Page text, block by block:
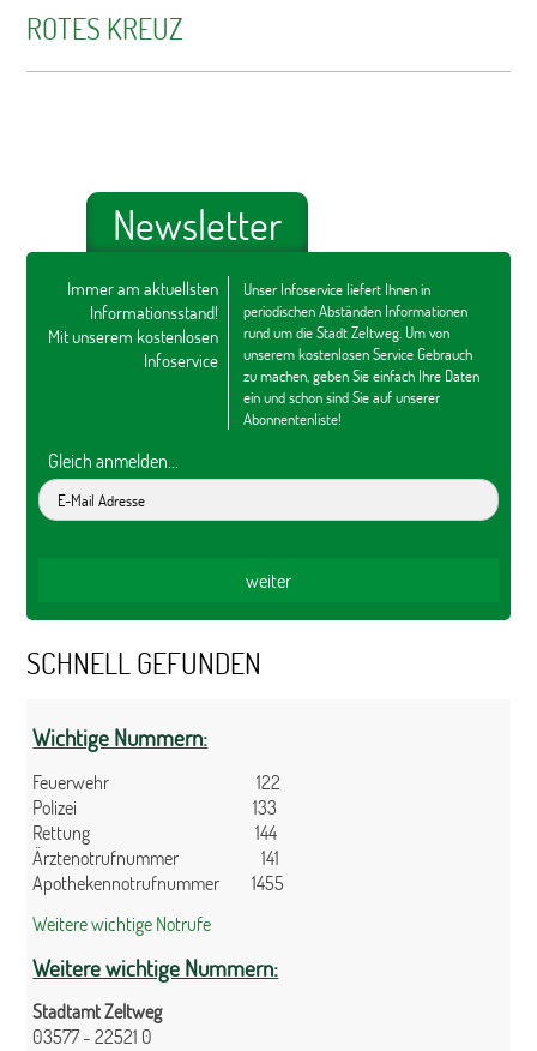
ROTES KREUZ
Newsletter
Immer am aktuellsten
Informationsstand!
Mit unserem kostenlosen
Infoservice
Unser Infoservice liefert Ihnen in
periodischen Abständen Informationen
rund um die Stadt Zeltweg. Um von
unserem kostenlosen Service Gebrauch
zu machen, geben Sie einfach Ihre Daten
ein und schon sind Sie auf unserer
Abonnentenliste!
Gleich anmelden...
SCHNELL GEFUNDEN
Wichtige Nummern:
Feuerwehr 122
Polizei 133
Rettung 144
Ärztenotrufnummer 141
Apothekennotrufnummer 1455
Weitere wichtige Notrufe
Weitere wichtige Nummern:
Stadtamt Zeltweg
03577 - 22521 0